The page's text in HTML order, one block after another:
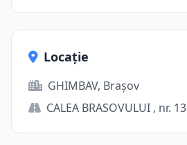
Locație
GHIMBAV, Brașov
CALEA BRASOVULUI , nr. 13